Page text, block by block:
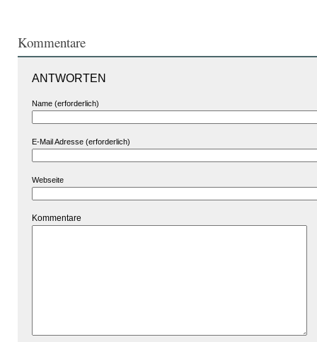
Kommentare
ANTWORTEN
Name (erforderlich)
E-Mail Adresse (erforderlich)
Webseite
Kommentare